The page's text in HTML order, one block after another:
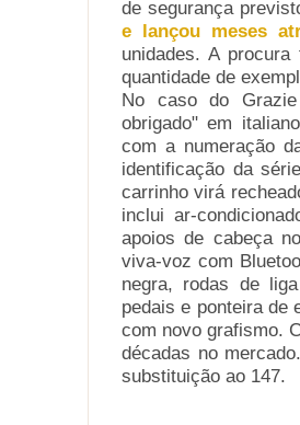
de segurança
e lançou meses
unidades. A
quantidade de
No caso do
obrigado" em
com a numeração
identificação da
carrinho virá
inclui ar-
apoios de cabeça
viva-voz com
negra, rodas de
pedais e ponteira de
com novo grafismo.
décadas no
substituição ao 147.